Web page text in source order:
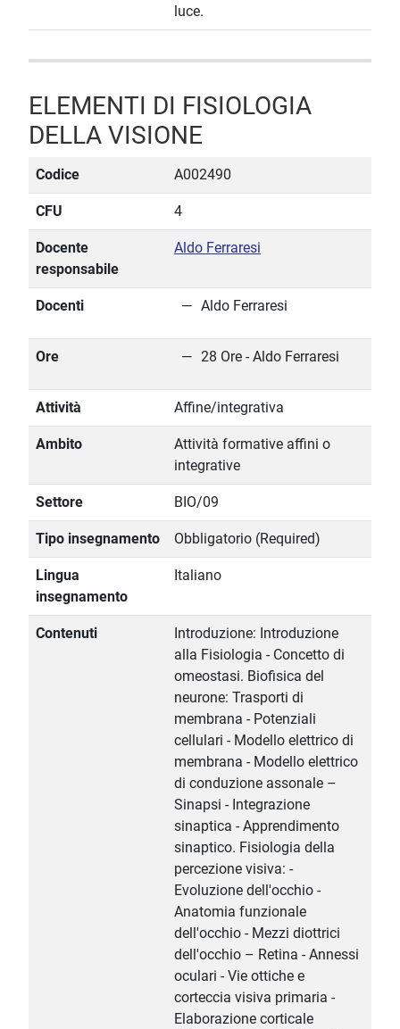
luce.
ELEMENTI DI FISIOLOGIA
DELLA VISIONE
Codice A002490
CFU 4
Docente
responsabile
Aldo Ferraresi
Docenti Aldo Ferraresi
Ore 28 Ore - Aldo Ferraresi
Attività Affine/integrativa
Ambito
Attività formative affini o
integrative
Settore BIO/09
Tipo insegnamento Obbligatorio (Required)
Lingua
insegnamento
Italiano
Contenuti
Introduzione: Introduzione
alla Fisiologia - Concetto di
omeostasi. Biofisica del
neurone: Trasporti di
membrana - Potenziali
cellulari - Modello elettrico di
membrana - Modello elettrico
di conduzione assonale –
Sinapsi - Integrazione
sinaptica - Apprendimento
sinaptico. Fisiologia della
percezione visiva: -
Evoluzione dell'occhio -
Anatomia funzionale
dell'occhio - Mezzi diottrici
dell'occhio – Retina - Annessi
oculari - Vie ottiche e
corteccia visiva primaria -
Elaborazione corticale